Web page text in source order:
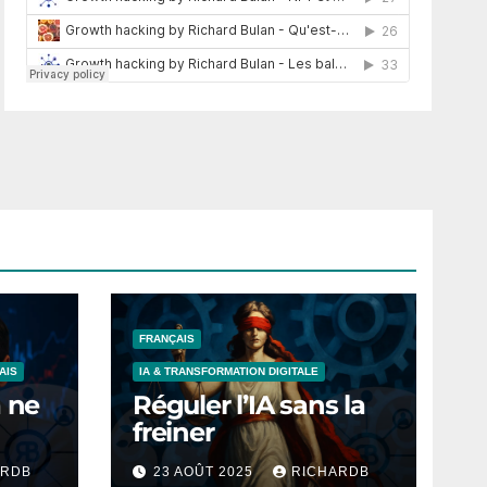
ne
FRANÇAIS
IA & TRANSFORMATION DIGITALE
Réguler l’IA sans la
freiner
23 AOÛT 2025 RICHARDB